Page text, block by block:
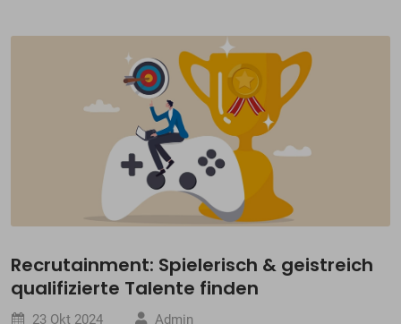
Recrutainment: Spielerisch & geistreich
qualifizierte Talente finden
23 Okt 2024
Admin